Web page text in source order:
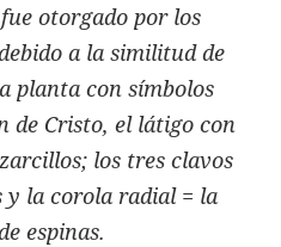
otorgado por los
a la similitud de
planta con símbolos
de Cristo, el látigo con
los tres clavos
y la corola radial = la
espinas.